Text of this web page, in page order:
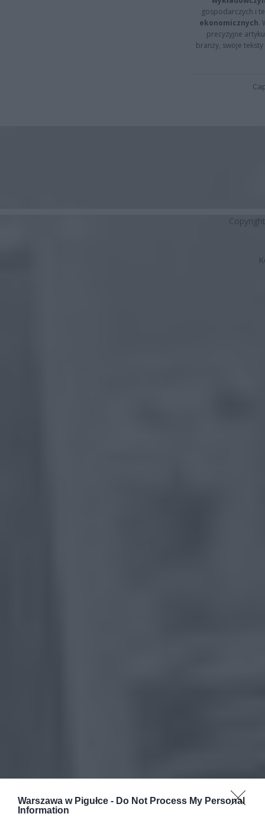
Warszawa w Pigułce - Do Not Process My Personal
Information
gospodarczych i
ekonomicznych.
precyzyjne
branży, swoje